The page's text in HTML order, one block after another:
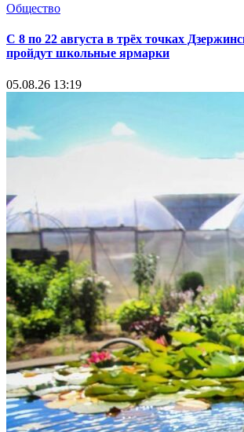
Общество
С 8 по 22 августа в трёх точках
пройдут школьные ярмарки
05.08.26 13:19